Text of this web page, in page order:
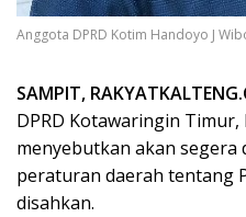
Anggota DPRD Kotim Handoyo J
SAMPIT,
DPRD Kotawaringin Timur,
menyebutkan akan segera
peraturan daerah tentang
disahkan.